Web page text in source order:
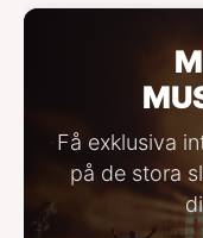
Få exklusiva
på de stora